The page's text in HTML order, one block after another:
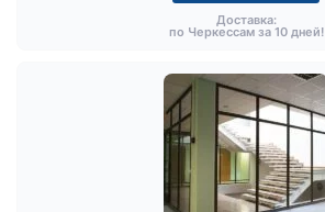
Доставка:
по Черкессам за 10 дней!